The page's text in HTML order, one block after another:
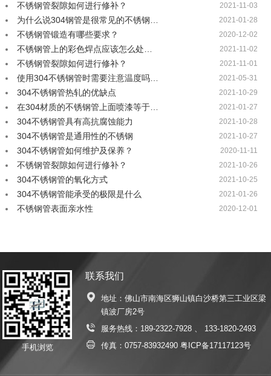
不锈钢管裂隙如何进行修补？ 2021-11-03
为什么说304钢管是很常见的不锈钢… 2021-01-28
不锈钢管锻造有哪些要求？ 2020-12-02
不锈钢管上的彩色焊点应该怎么处… 2021-11-02
不锈钢管裂隙如何进行修补？ 2021-11-01
使用304不锈钢管时需要注意温度吗… 2021-05-31
304不锈钢管热轧的优缺点 2021-10-29
在304材质的不锈钢管上面喷漆等于… 2021-01-27
304不锈钢管具有高抗腐蚀能力 2021-10-28
304不锈钢管是通用性的不锈钢 2021-10-27
304不锈钢管如何维护及保养？ 2020-11-11
不锈钢管裂隙如何进行修补？ 2021-10-26
304不锈钢管的氧化方式 2021-10-25
304不锈钢管能承受的极限是什么 2021-01-26
不锈钢管表面亲水性 2020-12-01
手机浏览
联系我们
地址：佛山市南海区狮山镇白沙桥第三工业区梁
镇波厂房2号
服务热线： 189-2322-7928、 133-1820-2493
传真：0757-83932490 粤ICP备17117123号